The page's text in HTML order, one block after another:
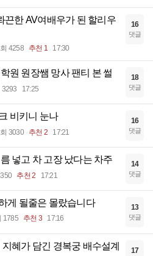
끈한 AV여배우가 된 할리우
4258 추천 1 17:30
16
댓글
원 원장쌤 망사 팬티 본 썰
3293 17:25
18
댓글
비키니 눈나
3030 추천 2 17:21
16
댓글
넣고 차 고장 났다는 차주
추천 2 17:21
14
댓글
게 될줄은 몰랐습니다
1785 추천 3 17:16
13
댓글
혜가 담긴 경복궁 배수설계 17